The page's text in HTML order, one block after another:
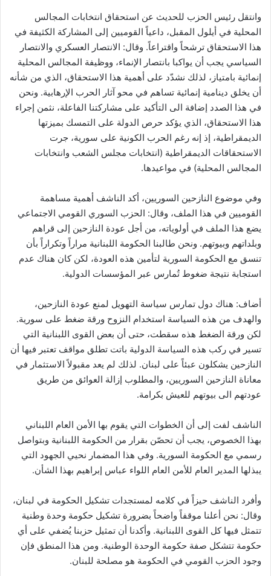
وانتقل رئيس الحزب للحديث عن استحقاق انتخابات المجالس
المحلية في أيلول المقبل، داعياً القوميين إلى المشاركة الكثيفة في
هذا الاستحقاق ترشحاً واقتراعاً. وقال: الانتصار العسكري والانتصار
السياسي يجب أن يواكبا بانتصار الإنماء، ووظيفة المجالس المحلية
إنمائية بامتياز، لذلك نشدّد على أهمية هذا الاستحقاق، الذي من شأنه
أن يخلق دينامية إنمائية تساهم في محو آثار الحرب الإرهابية. ونحن
في هذا الصدد إضافة الى التأكيد على مشاركتنا الفاعلة، نثمن إجراء
هذا الاستحقاق، الذي يؤكد حرص الدولة على التمسك بميزتها
الديمقراطية، إذ إنه رغم الحرب الكونية على سورية، جرت
الاستحقاقات الديمقراطية (انتخابات مجلس الشعب وانتخابات
المجالس المحلية) في مواعيدها.
وفي موضوع النازحين السوريين، أكد الناشف أهمية مساهمة
القوميين في هذا الملف، وقال: الحزب السوري القومي الاجتماعي
يضع هذا الملف في أولوياته، من أجل عودة النازحين إلى قراهم
وبلداتهم وبيوتهم. ونحن طالبنا الحكومة اللبنانية مراراً وتكراراً بأن
تنسق مع الحكومة السورية لتأمين هذه العودة، لكن كان هناك عدم
استجابة نتيجة ضغوط تُمارس عبر المؤسسات الدولية.
أضاف: هناك دول تمارس سياسة التهويل لمنع عودة النازحين،
والهدف من هذه السياسة استخدام النزوح ورقة ضغط على سورية.
لكن ورقة الضغط هذه سقطت، حتى أن بعض القوى اللبنانية التي
تسير في ركب هذه السياسة الدولية باتت تطلق مواقف تعتبر فيها أن
النازحين يشكلون عبئاً على لبنان. لذلك لم يعد مقبولاً الاستثمار في
معاناة النازحين السوريين، والمطلوب إزالة العوائق من طريق
عودتهم الى بيوتهم للعيش بكرامة.
الناشف لفت إلى أن الخطوات التي يقوم بها الأمن العام اللبناني
بهذا الخصوص، يجب أن تحصّن بقرار من الحكومة اللبنانية وبتواصل
رسمي مع الحكومة السورية. وفي هذا المضمار نحيي الجهود التي
يبذلها المدير العام للأمن العام اللواء عباس إبراهيم بهذا الشأن.
وأفرد الناشف حيزاً في كلامه لمستجدات تشكيل الحكومة في لبنان،
وقال: نحن أعلنا موقفاً واضحاً بضرورة تشكيل حكومة وحدة وطنية
تتمثل فيها كل القوى اللبنانية. وأكدنا أن تمثيل حزبنا يُضفي على أي
حكومة تتشكل صفة حكومة الوحدة الوطنية. ومن هذا المنطق فإن
وجود الحزب القومي في الحكومة هو مصلحة للبنان.